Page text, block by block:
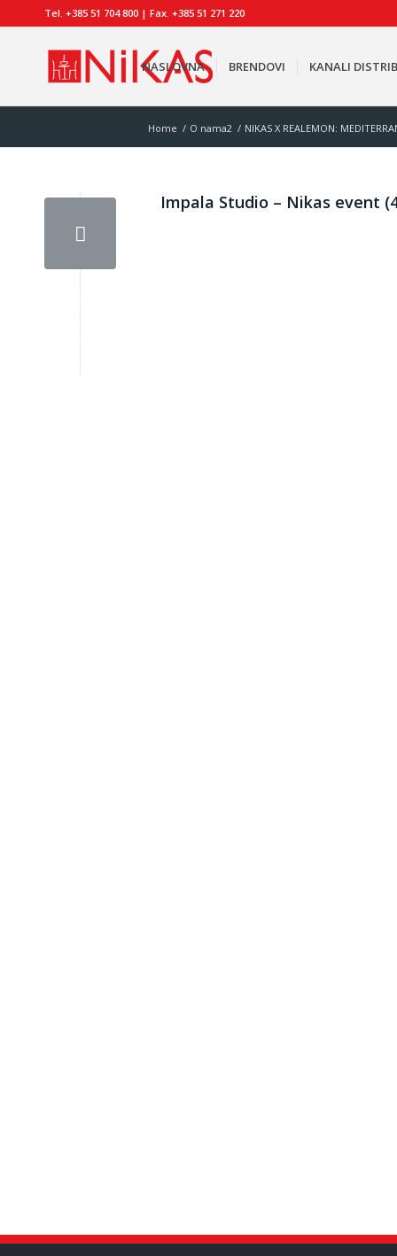
Tel. +385 51 704 800 | Fax. +385 51 271 220
NASLOVNA BRENDOVI KANALI
Home / O nama2 / NIKAS X REALEMON:
Impala Studio – Nikas event